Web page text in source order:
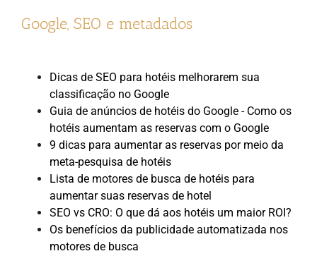
Google, SEO e metadados
Dicas de SEO para hotéis melhorarem sua
classificação no Google
Guia de anúncios de hotéis do Google - Como os
hotéis aumentam as reservas com o Google
9 dicas para aumentar as reservas por meio da
meta-pesquisa de hotéis
Lista de motores de busca de hotéis para
aumentar suas reservas de hotel
SEO vs CRO: O que dá aos hotéis um maior ROI?
Os benefícios da publicidade automatizada nos
motores de busca